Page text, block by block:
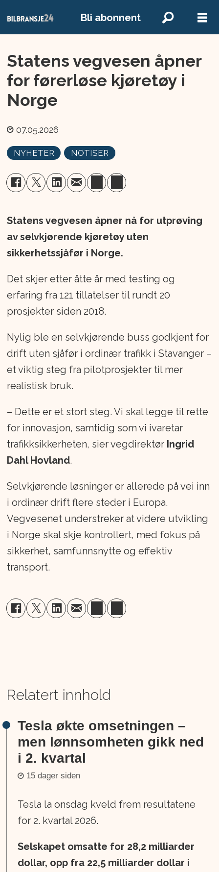
Bli abonnent
Statens vegvesen åpner
for førerløse kjøretøy i
Norge
07.05.2026
NYHETER NOTISER
Statens vegvesen åpner nå for utprøving
av selvkjørende kjøretøy uten
sikkerhetssjåfør i Norge.
Det skjer etter åtte år med testing og
erfaring fra 121 tillatelser til rundt 20
prosjekter siden 2018.
Nylig ble en selvkjørende buss godkjent for
drift uten sjåfør i ordinær trafikk i Stavanger –
et viktig steg fra pilotprosjekter til mer
realistisk bruk.
– Dette er et stort steg. Vi skal legge til rette
for innovasjon, samtidig som vi ivaretar
trafikksikkerheten, sier vegdirektør Ingrid
Dahl Hovland.
Selvkjørende løsninger er allerede på vei inn
i ordinær drift flere steder i Europa.
Vegvesenet understreker at videre utvikling
i Norge skal skje kontrollert, med fokus på
sikkerhet, samfunnsnytte og effektiv
transport.
Relatert innhold
Tesla økte omsetningen –
men lønnsomheten gikk ned
i 2. kvartal
15 dager siden
Tesla la onsdag kveld frem resultatene
for 2. kvartal 2026.
Selskapet omsatte for 28,2 milliarder
dollar, opp fra 22,5 milliarder dollar i